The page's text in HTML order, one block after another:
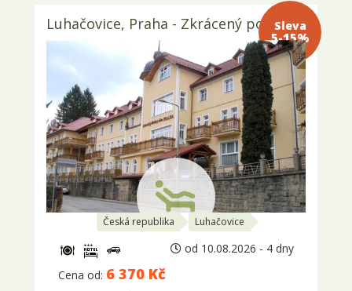
Sleva 5-
15%
Luhačovice, Praha - Zkrácený pobyt
Česká republika Luhačovice
od 10.08.2026 - 4 dny
Cena od: 6 370 Kč